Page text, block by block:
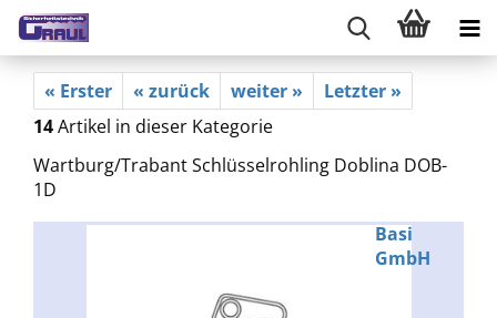
« Erster « zurück weiter »
Letzter »
14Artikel in dieser Kategorie
Wartburg/Trabant Schlüsselrohling Doblina DOB-
1D
Basi
GmbH